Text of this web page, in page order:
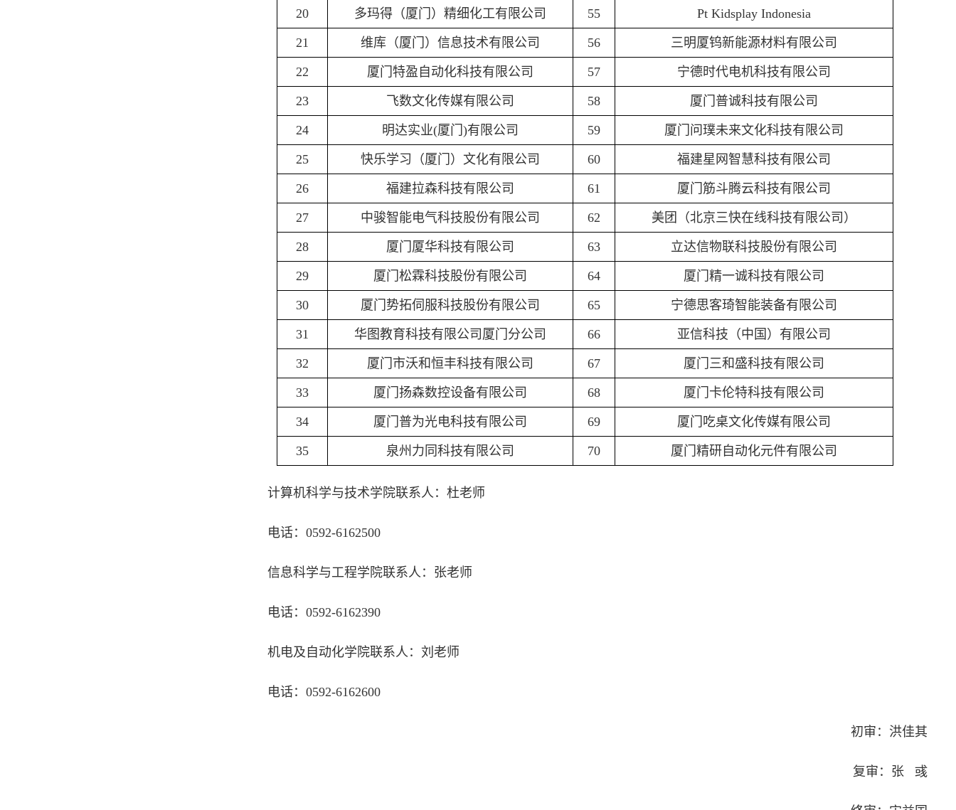
20 多玛得（厦门）精细化工有限公司 55 Pt Kidsplay Indonesia
21 维库（厦门）信息技术有限公司 56 三明厦钨新能源材料有限公司
22 厦门特盈自动化科技有限公司 57 宁德时代电机科技有限公司
23 飞数文化传媒有限公司 58 厦门普诚科技有限公司
24 明达实业(厦门)有限公司 59 厦门问璞未来文化科技有限公司
25 快乐学习（厦门）文化有限公司 60 福建星网智慧科技有限公司
26 福建拉森科技有限公司 61 厦门筋斗腾云科技有限公司
27 中骏智能电气科技股份有限公司 62 美团（北京三快在线科技有限公司）
28 厦门厦华科技有限公司 63 立达信物联科技股份有限公司
29 厦门松霖科技股份有限公司 64 厦门精一诚科技有限公司
30 厦门势拓伺服科技股份有限公司 65 宁德思客琦智能装备有限公司
31 华图教育科技有限公司厦门分公司 66 亚信科技（中国）有限公司
32 厦门市沃和恒丰科技有限公司 67 厦门三和盛科技有限公司
33 厦门扬森数控设备有限公司 68 厦门卡伦特科技有限公司
34 厦门普为光电科技有限公司 69 厦门吃桌文化传媒有限公司
35 泉州力同科技有限公司 70 厦门精研自动化元件有限公司
计算机科学与技术学院联系人：杜老师
电话：0592-6162500
信息科学与工程学院联系人：张老师
电话：0592-6162390
机电及自动化学院联系人：刘老师
电话：0592-6162600
初审：洪佳其
复审：张 彧